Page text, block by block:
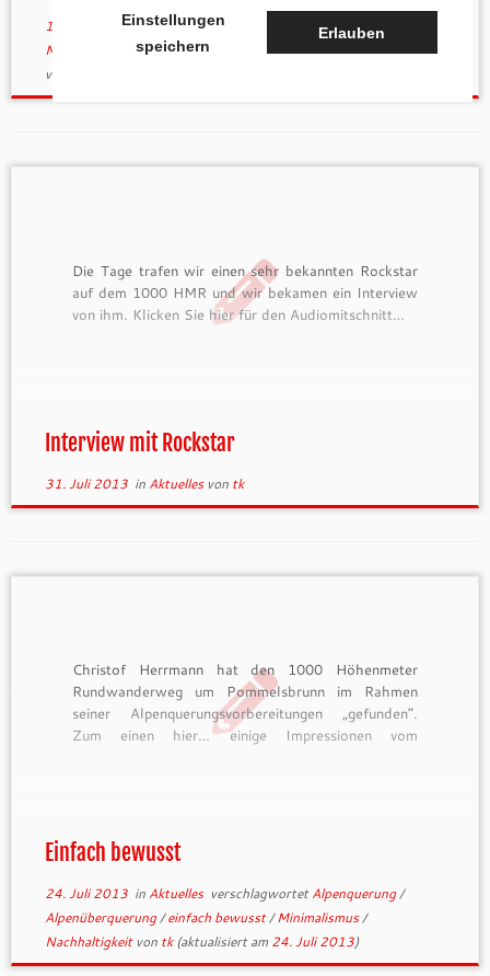
12. August 2013inAktuelles verschlagwortet Downhiller
Moutainbike
Per Mountainbike auf dem 1000hmr.de/Uphiller
von
Die Tage trafen wir einen sehr bekannten Rockstar
auf dem 1000 HMR und wir bekamen ein Interview
von ihm. Klicken Sie hier für den Audiomitschnitt…
Interview mit Rockstar
31. Juli 2013in Aktuelles von tk
Christof Herrmann hat den 1000 Höhenmeter
Rundwanderweg um Pommelsbrunn im Rahmen
seiner Alpenquerungsvorbereitungen „gefunden“.
Zum einen hier… einige Impressionen vom
Reisen. Danke, Christof! Thomas
Einfach bewusst
24. Juli 2013in Aktuelles verschlagwortetAlpenquerung/
Alpenüberquerung/einfach bewusst/Minimalismus/
Nachhaltigkeit von tk(aktualisiert am 24. Juli 2013)
Einstellungen
speichern
Erlauben